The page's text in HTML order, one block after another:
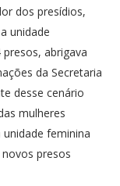
dos presídios,
unidade
abrigava
da Secretaria
desse cenário
mulheres
feminina
presos